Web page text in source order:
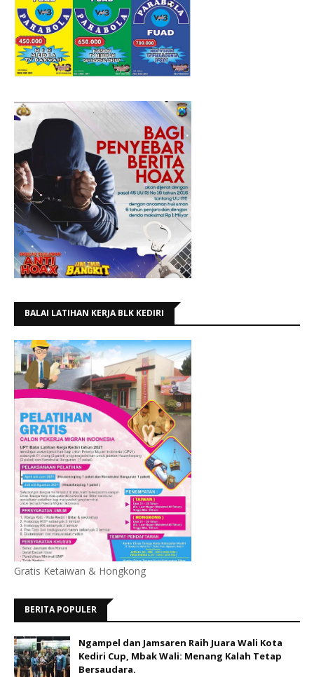
BALAI LATIHAN KERJA BLK KEDIRI
Gratis Ketaiwan & Hongkong
BERITA POPULER
Ngampel dan Jamsaren Raih Juara Wali Kota
Kediri Cup, Mbak Wali: Menang Kalah Tetap
Bersaudara.